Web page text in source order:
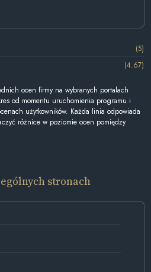
(5)
(4.67)
ocen firmy na wybranych portalach
od momentu uruchomienia programu i
użytkowników. Każda linia odpowiada
różnice w poziomie ocen pomiędzy
stronach